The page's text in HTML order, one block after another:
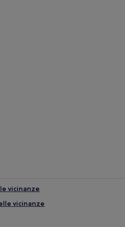
vicinanze
vicinanze